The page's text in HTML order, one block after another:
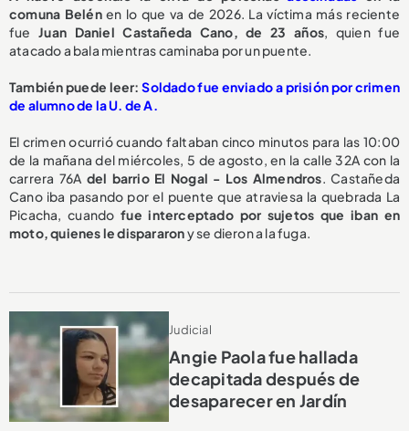
comuna Belénen lo que va de 2026. La víctima más reciente
fueJuan Daniel Castañeda Cano, de 23 años, quien fue
atacado a bala mientras caminaba por un puente.
También puede leer:Soldado fue enviado a prisión por crimen
de alumno de la U. de A.
El crimen ocurrió cuando faltaban cinco minutos para las 10:00
de la mañana del miércoles, 5 de agosto, en la calle 32A con la
carrera 76A del barrio El Nogal - Los Almendros. Castañeda
Cano iba pasando por el puente que atraviesa la quebrada La
Picacha, cuandofue interceptado por sujetos que iban en
moto, quienes le dispararony se dieron a la fuga.
Judicial
Angie Paola fue hallada
decapitada después de
desaparecer en Jardín